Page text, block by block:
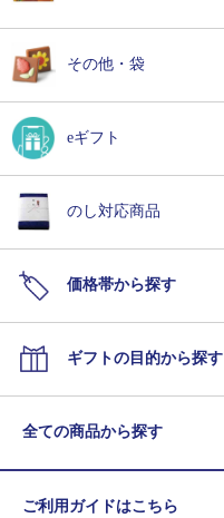
その他・袋
eギフト
のし対応商品
価格帯から探す
ギフトの目的から探す
全ての商品から探す
ご利用ガイドはこちら